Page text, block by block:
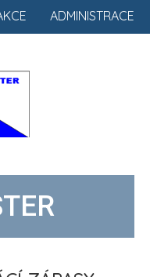
ADMINISTRACE